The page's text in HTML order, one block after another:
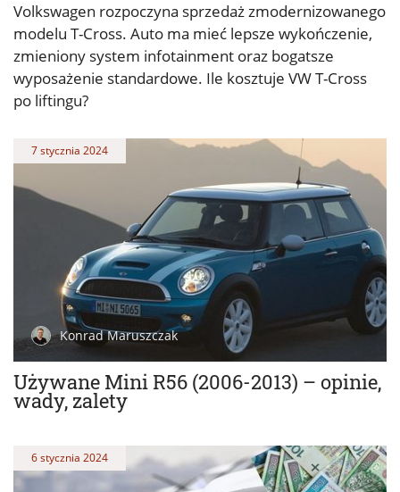
Volkswagen rozpoczyna sprzedaż zmodernizowanego
modelu T-Cross. Auto ma mieć lepsze wykończenie,
zmieniony system infotainment oraz bogatsze
wyposażenie standardowe. Ile kosztuje VW T-Cross
po liftingu?
Używane Mini R56 (2006-2013) – opinie,
wady, zalety
7 stycznia 2024
Konrad Maruszczak
6 stycznia 2024